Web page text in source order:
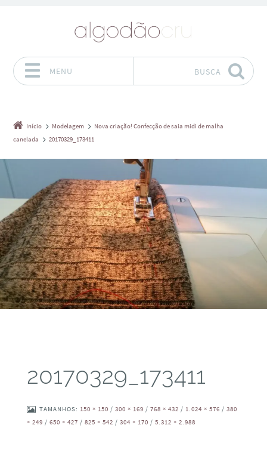
MENU BUSCA
Início Modelagem
Nova criação! Confecção de saia midi de malha
canelada
20170329_173411
20170329_173411
TAMANHOS: 150 × 150 / 300 × 169 / 768 × 432 / 1.024 × 576 / 380
× 249 / 650 × 427 / 825 × 542 / 304 × 170 / 5.312 × 2.988